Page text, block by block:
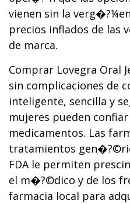
vienen sin la
precios inflados de las
de marca.
Comprar Lovegra Oral
sin complicaciones de
inteligente, sencilla y
mujeres pueden
medicamentos. Las
tratamientos
FDA le permiten
el m�?©dico y de los
farmacia local para